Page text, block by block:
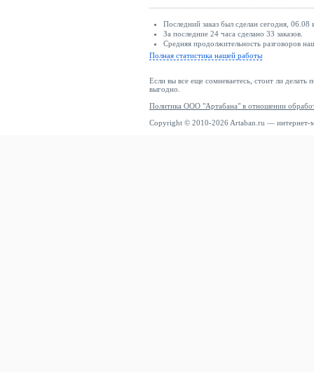
Последний заказ был сделан сегодня,
За последние 24 часа сделано 33 заказов.
Средняя продолжительность разговоров
Полная статистика нашей работы
Если вы все еще сомневаетесь, стоит ли делать
выгодно.
Политика ООО "Артабана" в отношении
Copyright © 2010-2026 Artaban.ru — интернет-